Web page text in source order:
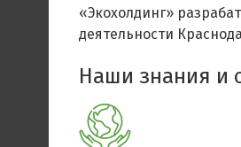
«Экохолдинг»
деятельности
Наши знания и